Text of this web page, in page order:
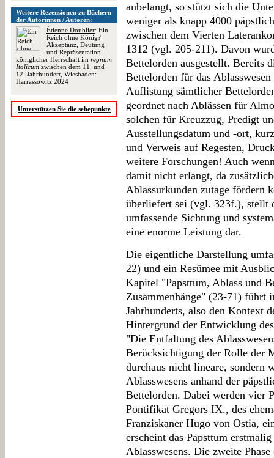
Weitere Rezensionen zu Büchern
der Autorinnen / Autoren:
Étienne Doublier: Ein
Reich ohne König?
Akzeptanz, Deutung
und Repräsentation
königlicher Herrschaft im regnum
Italicum zwischen dem 11. und
12. Jahrhundert, Wiesbaden:
Harrassowitz 2024
Unterstützen Sie die sehepunkte
anbelangt, so stützt sich die
weniger als knapp 4000
zwischen dem Vierten
1312 (vgl. 205-211). Davon
Bettelorden ausgestellt. Bereits
Bettelorden für das
Auflistung sämtlicher
geordnet nach Ablässen für
solchen für Kreuzzug, Predigt
Ausstellungsdatum und -ort,
und Verweis auf Regesten,
weitere Forschungen! Auch
damit nicht erlangt, da
Ablassurkunden zutage fördern
überliefert sei (vgl. 323f.), stellt
umfassende Sichtung und
eine enorme Leistung dar.
Die eigentliche Darstellung
22) und ein Resümee mit
Kapitel "Papsttum, Ablass und
Zusammenhänge" (23-71) führt
Jahrhunderts, also den Kontext
Hintergrund der Entwicklung
"Die Entfaltung des
Berücksichtigung der Rolle der
durchaus nicht lineare, sondern
Ablasswesens anhand der
Bettelorden. Dabei werden vier
Pontifikat Gregors IX., des
Franziskaner Hugo von Ostia,
erscheint das Papsttum
Ablasswesens. Die zweite